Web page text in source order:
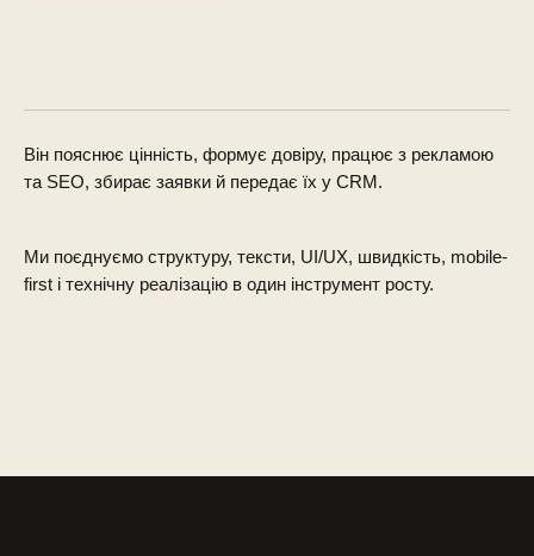
Він пояснює цінність, формує довіру, працює з рекламою
та SEO, збирає заявки й передає їх у CRM.
Ми поєднуємо структуру, тексти, UI/UX, швидкість, mobile-
first і технічну реалізацію в один інструмент росту.